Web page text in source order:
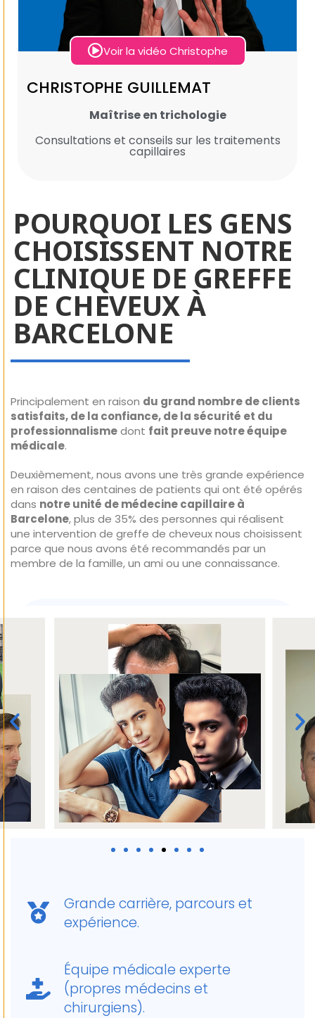
Voir la vidéo Christophe
CHRISTOPHE GUILLEMAT
Maîtrise en trichologie
Consultations et conseils sur les traitements
capillaires
POURQUOI LES GENS
CHOISISSENT NOTRE
CLINIQUE DE GREFFE
DE CHEVEUX À
BARCELONE
Principalement en raison du grand nombre de clients
satisfaits, de la confiance, de la sécurité et du
professionnalismedont fait preuve notre équipe
médicale.
Deuxièmement, nous avons une très grande expérience
en raison des centaines de patients qui ont été opérés
dans notre unité de médecine capillaire à
Barcelone, plus de 35% des personnes qui réalisent
une intervention de greffe de cheveux nous choisissent
parce que nous avons été recommandés par un
membre de la famille, un ami ou une connaissance.
Grande carrière, parcours et
expérience.
Équipe médicale experte
(propres médecins et
chirurgiens).